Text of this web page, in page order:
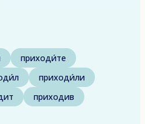
приходи́те
приходи́ли
приходив